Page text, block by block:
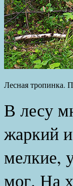
Лесная тропинка.
В лесу
жаркий
мелкие,
мог. На